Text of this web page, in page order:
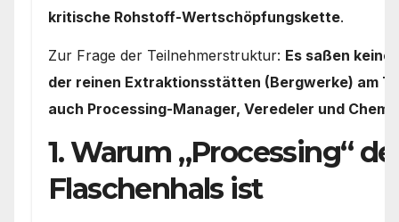
kritische Rohstoff-Wertschöpfungskette.
Zur Frage der Teilnehmerstruktur: Es saßen
der reinen Extraktionsstätten (Bergwerke) am
auch Processing-Manager, Veredeler und
1. Warum „Processing“
Flaschenhals ist